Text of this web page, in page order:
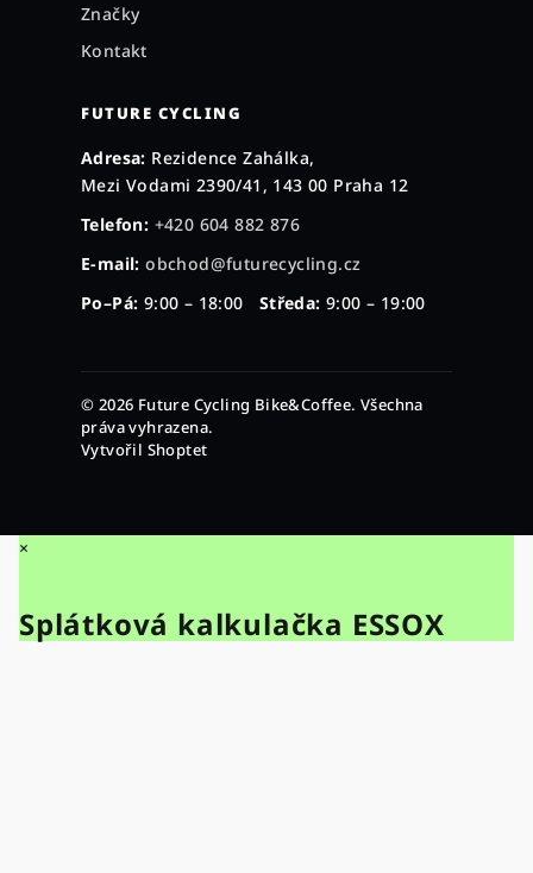
Značky
Kontakt
FUTURE CYCLING
Adresa: Rezidence Zahálka,
Mezi Vodami 2390/41, 143 00 Praha 12
Telefon: +420 604 882 876
E-mail: obchod@futurecycling.cz
Po–Pá: 9:00 – 18:00 Středa: 9:00 – 19:00
© 2026 Future Cycling Bike&Coffee. Všechna
práva vyhrazena.
Vytvořil Shoptet
×
Splátková kalkulačka ESSOX